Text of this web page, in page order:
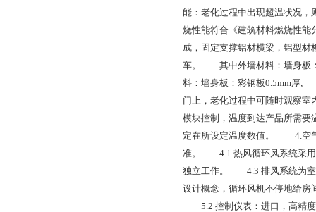
能：老化过程中出现超温状况
烧性能符合《建筑材料燃烧性
成，固定支撑铝材横梁，铝型
车。 其中外墙材料：墙身
料：墙身板：彩钢板0.5mm
门上，老化过程中可随时观察
模块控制，温度到达产品所需
定在所设定温度数值。 4.空
准。 4.1 热风循环风系统采用
独立工作。 4.3 排风系统为室
设计概念，循环风机不停地给
5.2 控制仪表：进口，高精